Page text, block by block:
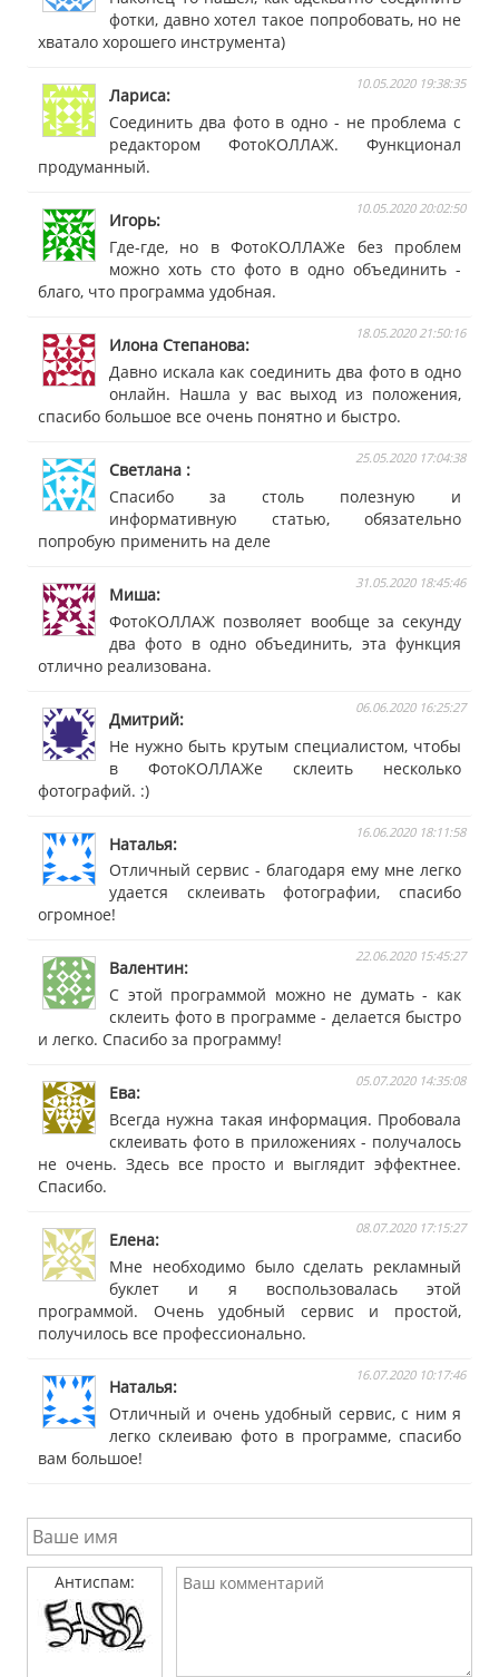
фотки, давно хотел такое попробовать, но не
хватало хорошего инструмента)
Лариса
10.05.2020 19:38:35
Соединить два фото в одно - не проблема с
редактором ФотоКОЛЛАЖ. Функционал
продуманный.
Игорь
10.05.2020 20:02:50
Где-где, но в ФотоКОЛЛАЖе без проблем
можно хоть сто фото в одно объединить -
благо, что программа удобная.
Илона Степанова
18.05.2020 21:50:16
Давно искала как соединить два фото в одно
онлайн. Нашла у вас выход из положения,
спасибо большое все очень понятно и быстро.
Светлана
25.05.2020 17:04:38
Спасибо за столь полезную и
информативную статью, обязательно
попробую применить на деле
Миша
31.05.2020 18:45:46
ФотоКОЛЛАЖ позволяет вообще за секунду
два фото в одно объединить, эта функция
отлично реализована.
Дмитрий
06.06.2020 16:25:27
Не нужно быть крутым специалистом, чтобы
в ФотоКОЛЛАЖе склеить несколько
фотографий. :)
Наталья
16.06.2020 18:11:58
Отличный сервис - благодаря ему мне легко
удается склеивать фотографии, спасибо
огромное!
Валентин
22.06.2020 15:45:27
С этой программой можно не думать - как
склеить фото в программе - делается быстро
и легко. Спасибо за программу!
Ева
05.07.2020 14:35:08
Всегда нужна такая информация. Пробовала
склеивать фото в приложениях - получалось
не очень. Здесь все просто и выглядит эффектнее.
Спасибо.
Елена
08.07.2020 17:15:27
Мне необходимо было сделать рекламный
буклет и я воспользовалась этой
программой. Очень удобный сервис и простой,
получилось все профессионально.
Наталья
16.07.2020 10:17:46
Отличный и очень удобный сервис, с ним я
легко склеиваю фото в программе, спасибо
вам большое!
Антиспам: